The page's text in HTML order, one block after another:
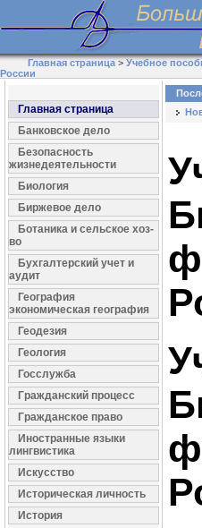
Главная страница>Учебное
России
Главная страница
Банковское дело
Безопасность
жизнедеятельности
Биология
Биржевое дело
Ботаника и сельское хоз-
во
Бухгалтерский учет и
аудит
География
экономическая география
Геодезия
Геология
Госслужба
Гражданский процесс
Гражданское право
Иностранные языки
лингвистика
Искусство
Историческая личность
История